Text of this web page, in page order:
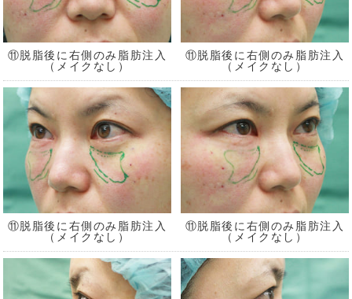
⑪脱脂後に右側のみ脂肪注入
（メイクなし）
⑪脱脂後に右側のみ脂肪注入
（メイクなし）
⑪脱脂後に右側のみ脂肪注入
（メイクなし）
⑪脱脂後に右側のみ脂肪注入
（メイクなし）